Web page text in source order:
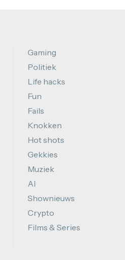
Gaming
Politiek
Life hacks
Fun
Fails
Knokken
Hot shots
Gekkies
Muziek
AI
Shownieuws
Crypto
Films & Series